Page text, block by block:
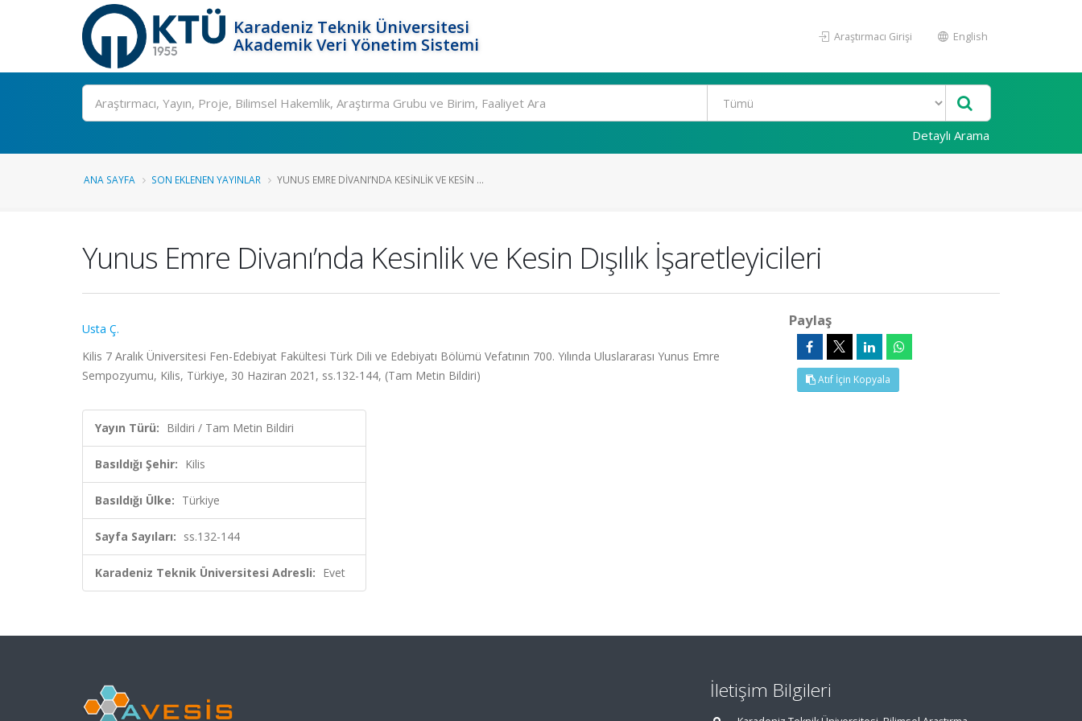
Karadeniz Teknik Üniversitesi
Akademik Veri Yönetim Sistemi
Araştırmacı Girişi English
Ara
Detaylı Arama
ANA SAYFA SON EKLENEN YAYINLAR YUNUS EMRE DIVANI’NDA KESINLIK VE KESIN ...
Yunus Emre Divanı’nda Kesinlik ve Kesin Dışılık İşaretleyicileri
Usta Ç.
Kilis 7 Aralık Üniversitesi Fen-Edebiyat Fakültesi Türk Dili ve Edebiyatı Bölümü Vefatının 700. Yılında Uluslararası Yunus Emre
Sempozyumu, Kilis, Türkiye, 30 Haziran 2021, ss.132-144, (Tam Metin Bildiri)
Yayın Türü: Bildiri / Tam Metin Bildiri
Basıldığı Şehir: Kilis
Basıldığı Ülke: Türkiye
Sayfa Sayıları: ss.132-144
Karadeniz Teknik Üniversitesi Adresli: Evet
Paylaş
Atıf İçin Kopyala
İletişim Bilgileri